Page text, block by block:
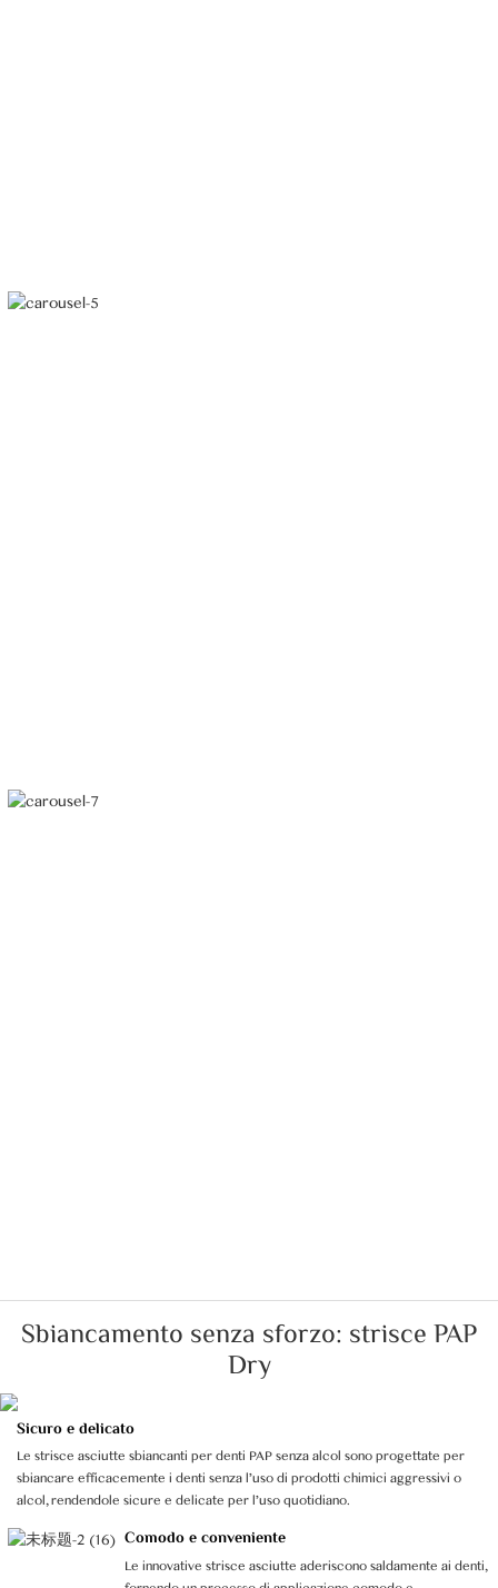
Sbiancamento senza sforzo: strisce PAP
Dry
Sicuro e delicato
Le strisce asciutte sbiancanti per denti PAP senza alcol sono progettate per
sbiancare efficacemente i denti senza l'uso di prodotti chimici aggressivi o
alcol, rendendole sicure e delicate per l'uso quotidiano.
Comodo e conveniente
Le innovative strisce asciutte aderiscono saldamente ai denti,